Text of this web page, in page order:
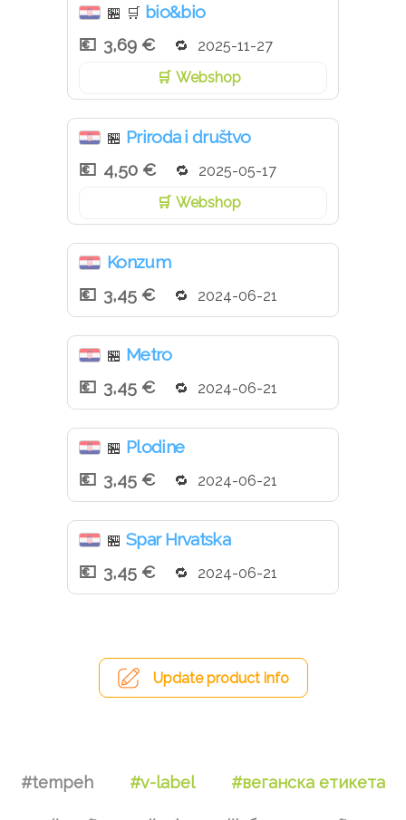
🏪 🛒 bio&bio
3,69 €
2025-11-27
Webshop
🏪 Priroda i društvo
4,50 €
2025-05-17
Webshop
Konzum
3,45 €
2024-06-21
🏪 Metro
3,45 €
2024-06-21
🏪 Plodine
3,45 €
2024-06-21
🏪 Spar Hrvatska
3,45 €
2024-06-21
Update product info
#tempeh #v-label #веганска етикета